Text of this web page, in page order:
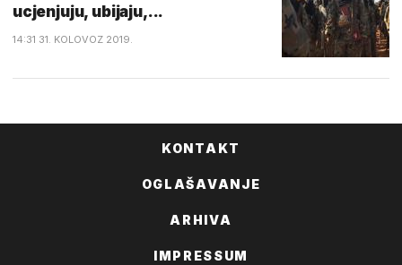
ucjenjuju, ubijaju,...
14:31 31. KOLOVOZ 2019.
KONTAKT
OGLAŠAVANJE
ARHIVA
IMPRESSUM